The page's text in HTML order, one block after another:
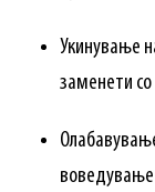
Укинување
заменети